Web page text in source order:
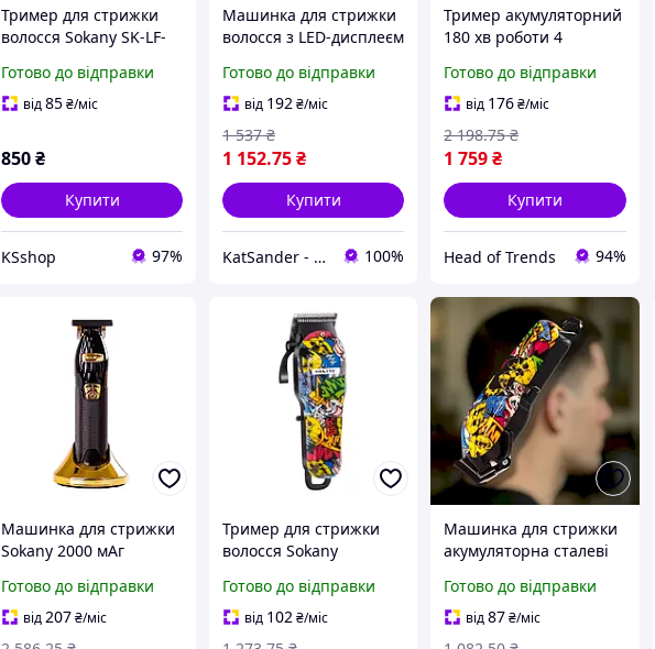
Тример для стрижки
волосся Sokany SK-LF-
Чорний
Готово до відправки
від85₴/міс
850₴
Купити
KSshop 97%
Машинка для стрижки
волосся з LED-дисплеєм
акумуляторна 2000
mAh Чорний
Готово до відправки
від 192 ₴/міс
1 152.75₴
1 537 ₴
Купити
KatSander - товари для затишку та комфорту 100%
Тример акумуляторний
180 хв роботи 4
волосся та бороди з
USB зарядкою бритва
золотом
Готово до відправки
від 176₴/міс
1 759₴
2 198.75 ₴
Купити
Head of Trends 94%
Машинка для стрижки
Sokany 2000 мАг
дому для перукарні
(SKLF9972)
Готово до відправки
від207₴/міс
Тример для стрижки
волосся Sokany
насадки 1500 мАг Lugi,
професійна бритва для
бороди
Готово до відправки
від 102₴/міс
Машинка для стрижки
акумуляторна сталеві
мАг 120 хв тример для
чоловіків професійна
Потужна Графіті
Готово до відправки
від87₴/міс